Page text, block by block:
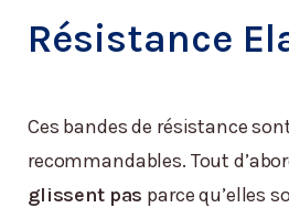
Résistance
Ces bandes de résistance
recommandables. Tout
glissent pas parce qu’elles